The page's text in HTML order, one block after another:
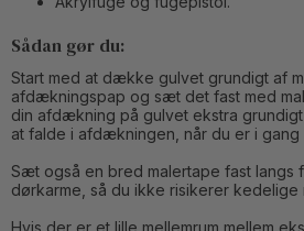
Sådan gør du:
Start med at dække gulvet grundigt af
afdækningspap og sæt det fast med
din afdækning på gulvet ekstra
at falde i afdækningen, når du er i gang
Sæt også en bred malertape fast langs
dørkarme, så du ikke risikerer kedelige
Hvis der er et lille mellemrum mellem